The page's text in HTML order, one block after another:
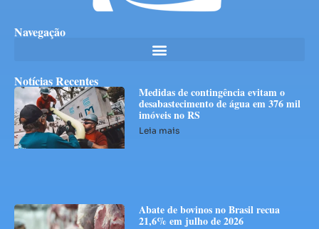
Navegação
Notícias Recentes
Medidas de contingência evitam o
desabastecimento de água em 376 mil
imóveis no RS
Leia mais
Abate de bovinos no Brasil recua
21,6% em julho de 2026